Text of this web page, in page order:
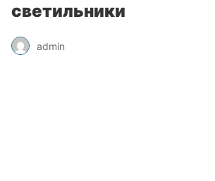
светильники
admin